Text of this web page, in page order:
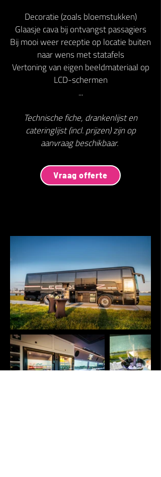
Decoratie (zoals bloemstukken)
Glaasje cava bij ontvangst passagiers
Bij mooi weer receptie op locatie buiten
naar wens met statafels
Vertoning van eigen beeldmateriaal op
LCD-schermen
...
Technische fiche, drankenlijst en
cateringlijst (incl. prijzen) zijn op
aanvraag beschikbaar.
Vraag offerte